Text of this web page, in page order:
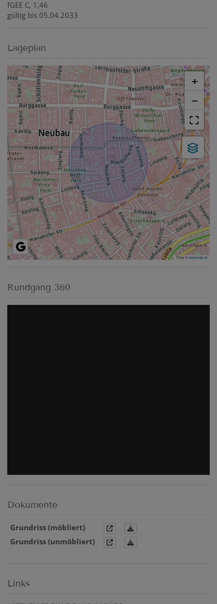
fGEE C, 1,46
gültig bis 05.04.2033
Lageplan
+
−
Tiles ©basemap.at
Rundgang 360
Dokumente
Grundriss (möbliert)
Grundriss (unmöbliert)
Links